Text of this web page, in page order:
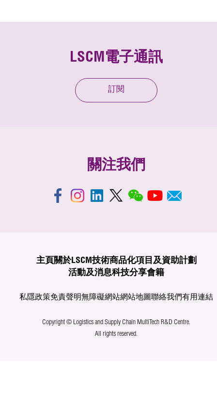
LSCM電子通訊
訂閱
關注我們
主頁關於LSCM技術商品化項目及資助計劃
活動及消息科技分享會籍
私隱政策免責聲明無障礙網站網站地圖聯絡我們有用連結
Copyright © Logistics and Supply Chain MultiTech R&D Centre.
All rights reserved.